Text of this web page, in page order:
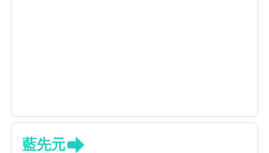
藍先元